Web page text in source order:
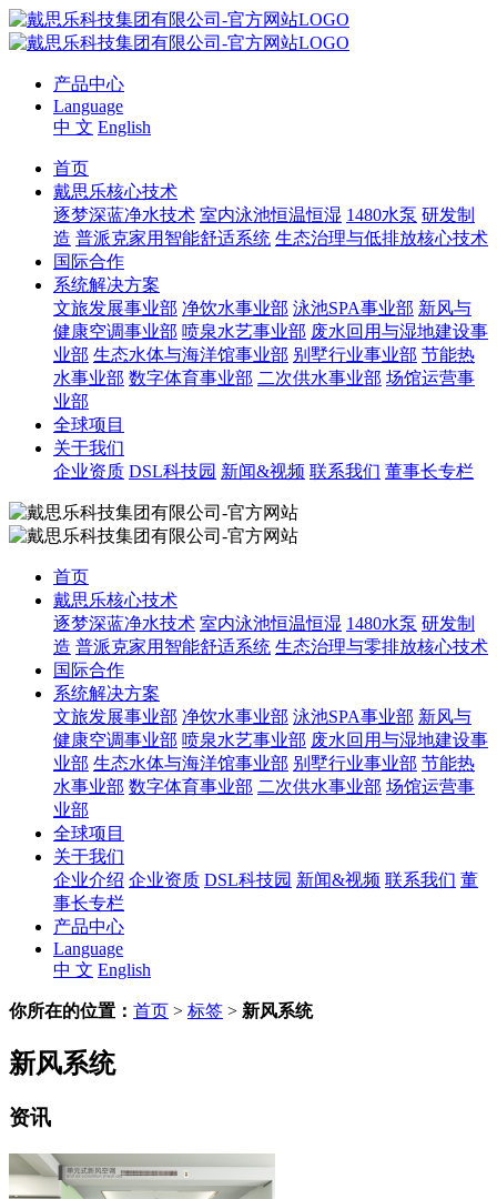
产品中心
Language
中 文 English
首页
戴思乐核心技术
逐梦深蓝净水技术 室内泳池恒温恒湿 1480水泵 研发制
造 普派克家用智能舒适系统 生态治理与低排放核心技术
国际合作
系统解决方案
文旅发展事业部 净饮水事业部 泳池SPA事业部 新风与
健康空调事业部 喷泉水艺事业部 废水回用与湿地建设事
业部 生态水体与海洋馆事业部 别墅行业事业部 节能热
水事业部 数字体育事业部 二次供水事业部 场馆运营事
业部
全球项目
关于我们
企业资质 DSL科技园 新闻&视频 联系我们 董事长专栏
首页
戴思乐核心技术
逐梦深蓝净水技术 室内泳池恒温恒湿 1480水泵 研发制
造 普派克家用智能舒适系统 生态治理与零排放核心技术
国际合作
系统解决方案
文旅发展事业部 净饮水事业部 泳池SPA事业部 新风与
健康空调事业部 喷泉水艺事业部 废水回用与湿地建设事
业部 生态水体与海洋馆事业部 别墅行业事业部 节能热
水事业部 数字体育事业部 二次供水事业部 场馆运营事
业部
全球项目
关于我们
企业介绍 企业资质 DSL科技园 新闻&视频 联系我们 董
事长专栏
产品中心
Language
中 文 English
你所在的位置： 首页 > 标签 > 新风系统
新风系统
资讯